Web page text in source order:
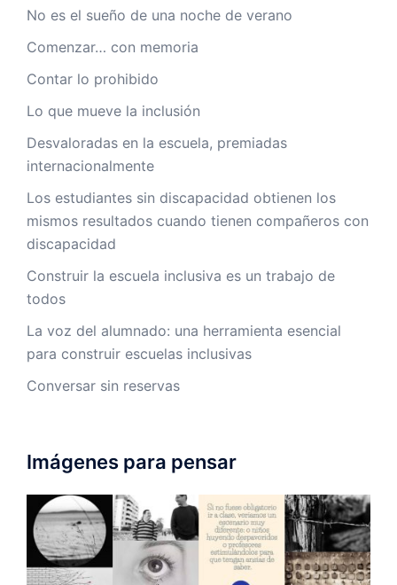
No es el sueño de una noche de verano
Comenzar… con memoria
Contar lo prohibido
Lo que mueve la inclusión
Desvaloradas en la escuela, premiadas
internacionalmente
Los estudiantes sin discapacidad obtienen los
mismos resultados cuando tienen compañeros con
discapacidad
Construir la escuela inclusiva es un trabajo de
todos
La voz del alumnado: una herramienta esencial
para construir escuelas inclusivas
Conversar sin reservas
Imágenes para pensar